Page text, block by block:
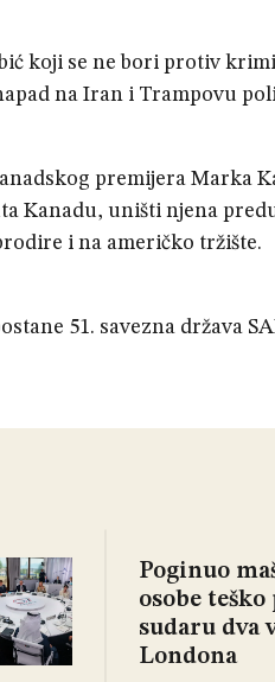
koji se ne bori protiv
na Iran i Trampovu
premijera Marka
Kanadu, uništi njena
i na američko tržište.
51. savezna država
Poginuo
osobe teško
sudaru dva
Londona